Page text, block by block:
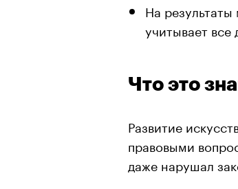
На
учитывает
Что это
Развитие
правовыми
даже нарушал